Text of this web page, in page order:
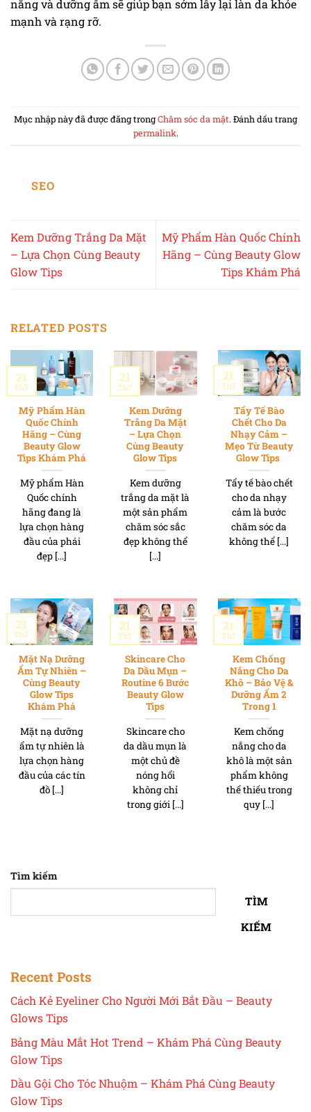
nắng và dưỡng ẩm sẽ giúp bạn sớm lấy lại làn da khỏe
mạnh và rạng rỡ.
Mục nhập này đã được đăng trongChăm sóc da mặt. Đánh dấu trang
permalink.
SEO
Kem Dưỡng Trắng Da Mặt
– Lựa Chọn Cùng Beauty
Glow Tips
Mỹ Phẩm Hàn Quốc Chính
Hãng – Cùng Beauty Glow
Tips Khám Phá
RELATED POSTS
Mỹ Phẩm Hàn
Quốc Chính
Hãng – Cùng
Beauty Glow
Tips Khám Phá
Mỹ phẩm Hàn
Quốc chính
hãng đang là
lựa chọn hàng
đầu của phái
đẹp [...]
21
Th7
Kem Dưỡng
Trắng Da Mặt
– Lựa Chọn
Cùng Beauty
Glow Tips
Kem dưỡng
trắng da mặt là
một sản phẩm
chăm sóc sắc
đẹp không thể
[...]
21
Th7
Tẩy Tế Bào
Chết Cho Da
Nhạy Cảm –
Mẹo Từ Beauty
Glow Tips
Tẩy tế bào chết
cho da nhạy
cảm là bước
chăm sóc da
không thể [...]
21
Th7
Mặt Nạ Dưỡng
Ẩm Tự Nhiên –
Cùng Beauty
Glow Tips
Khám Phá
Mặt nạ dưỡng
ẩm tự nhiên là
lựa chọn hàng
đầu của các tín
đồ [...]
21
Th7
Skincare Cho
Da Dầu Mụn –
Routine 6 Bước
Beauty Glow
Tips
Skincare cho
da dầu mụn là
một chủ đề
nóng hổi
không chỉ
trong giới [...]
21
Th7
Kem Chống
Nắng Cho Da
Khô – Bảo Vệ &
Dưỡng Ẩm 2
Trong 1
Kem chống
nắng cho da
khô là một sản
phẩm không
thể thiếu trong
quy [...]
21
Th7
Tìm kiếm
TÌM
KIẾM
Recent Posts
Cách Kẻ Eyeliner Cho Người Mới Bắt Đầu – Beauty
Glows Tips
Bảng Màu Mắt Hot Trend – Khám Phá Cùng Beauty
Glow Tips
Dầu Gội Cho Tóc Nhuộm – Khám Phá Cùng Beauty
Glow Tips